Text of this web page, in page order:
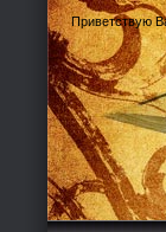
Приветствую